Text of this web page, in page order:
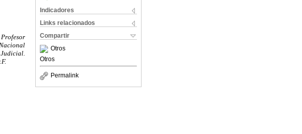
Indicadores
Links relacionados
Compartir
Otros
Otros
Permalink